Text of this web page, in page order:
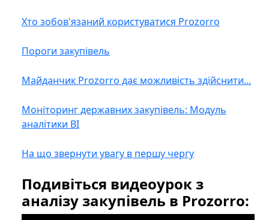
Хто зобов'язаний користуватися Prozorro
Пороги закупівель
Майданчик Prozorro дає можливість здійснити...
Моніторинг державних закупівель: Модуль
аналітики BI
На що звернути увагу в першу чергу
Подивіться видеоурок з
аналізу закупівель в Prozorro: